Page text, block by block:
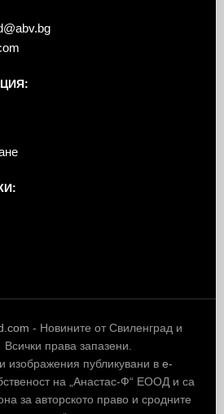
- Новините от Свиленград и
Всички права запазени.
изображения публикувани в e-
на „Анастас-Ф“ ЕООД и са
за авторското право и сродните